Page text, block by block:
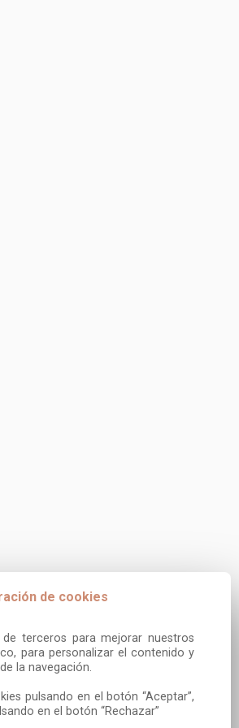
de cookies
terceros para mejorar nuestros
para personalizar el contenido y
la navegación.
pulsando en el botón “Aceptar”,
en el botón “Rechazar”